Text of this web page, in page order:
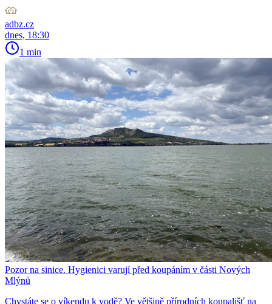
adbz.cz
dnes, 18:30
1 min
Pozor na sinice. Hygienici varují před koupáním v části Nových
Mlýnů
Chystáte se o víkendu k vodě? Ve většině přírodních koupališť na